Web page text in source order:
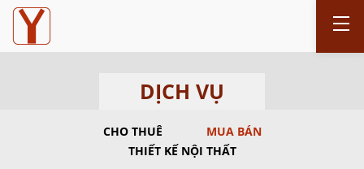
DỊCH VỤ
CHO THUÊ
MUA BÁN
THIẾT KẾ NỘI THẤT